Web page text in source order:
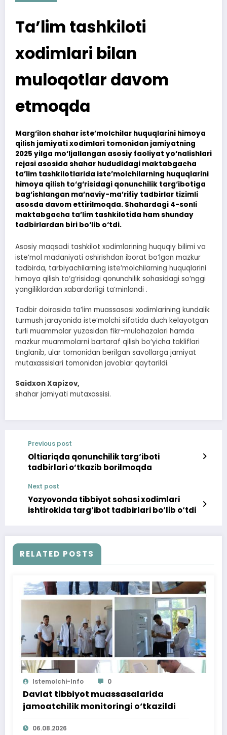
Ta’lim tashkiloti
xodimlari bilan
muloqotlar davom
etmoqda
Marg‘ilon shahar iste’molchilar huquqlarini himoya
qilish jamiyati xodimlari tomonidan jamiyatning
2025 yilga mo‘ljallangan asosiy faoliyat yo‘nalishlari
rejasi asosida shahar hududidagi maktabgacha
ta’lim tashkilotlarida iste’molchilarning huquqlarini
himoya qilish to‘g‘risidagi qonunchilik targ‘ibotiga
bag‘ishlangan ma’naviy-ma’rifiy tadbirlar tizimli
asosda davom ettirilmoqda. Shahardagi 4-sonli
maktabgacha ta’lim tashkilotida ham shunday
tadbirlardan biri bo‘lib o‘tdi.
Asosiy maqsadi tashkilot xodimlarining huquqiy bilimi va
iste’mol madaniyati oshirishdan iborat bo‘lgan mazkur
tadbirda, tarbiyachilarning iste’molchilarning huquqlarini
himoya qilish to‘g‘risidagi qonunchilik sohasidagi so‘nggi
yangiliklardan xabardorligi ta’minlandi .
Tadbir doirasida ta’lim muassasasi xodimlarining kundalik
turmush jarayonida iste’molchi sifatida duch kelayotgan
turli muammolar yuzasidan fikr-mulohazalari hamda
mazkur muammolarni bartaraf qilish bo‘yicha takliflari
tinglanib, ular tomonidan berilgan savollarga jamiyat
mutaxassislari tomonidan javoblar qaytarildi.
Saidxon Xapizov,
shahar jamiyati mutaxassisi.
Previous post
Oltiariqda qonunchilik targ‘iboti
tadbirlari o‘tkazib borilmoqda
Next post
Yozyovonda tibbiyot sohasi xodimlari
ishtirokida targ‘ibot tadbirlari bo‘lib o‘tdi
RELATED POSTS
Istemolchi-Info 0
Davlat tibbiyot muassasalarida
jamoatchilik monitoringi o‘tkazildi
06.08.2026